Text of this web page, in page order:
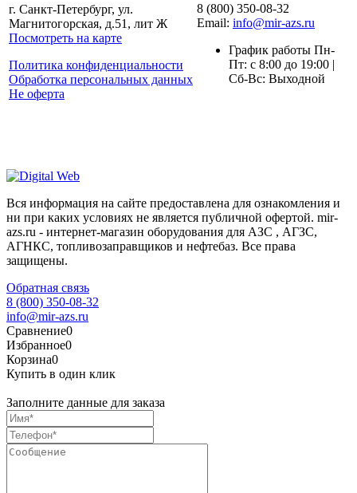
г. Санкт-Петербург, ул.
Магнитогорская, д.51, лит Ж
Посмотреть на карте
Политика конфиденциальности
Обработка персональных данных
Не оферта
8 (800) 350-08-32
Email: info@mir-azs.ru
График работы Пн-
Пт: с 8:00 до 19:00 |
Сб-Вс: Выходной
Вся информация на сайте предоставлена для ознакомления и
ни при каких условиях не является публичной офертой. mir-
azs.ru - интернет-магазин оборудования для АЗС , АГЗС,
АГНКС, топливозаправщиков и нефтебаз. Все права
защищены.
Обратная связь
8 (800) 350-08-32
info@mir-azs.ru
Сравнение0
Избранное0
Корзина0
Купить в один клик
Заполните данные для заказа